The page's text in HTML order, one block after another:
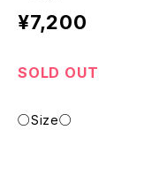
¥7,200
SOLD OUT
○Size○